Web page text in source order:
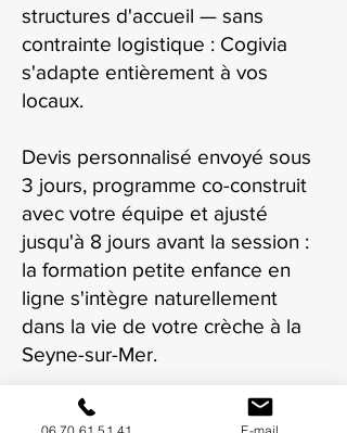
structures d'accueil — sans
contrainte logistique : Cogivia
s'adapte entièrement à vos
locaux.
Devis personnalisé envoyé sous
3 jours, programme co-construit
avec votre équipe et ajusté
jusqu'à 8 jours avant la session :
la formation petite enfance en
ligne s'intègre naturellement
dans la vie de votre crèche à la
Seyne-sur-Mer.
06 70 61 51 41 E-mail